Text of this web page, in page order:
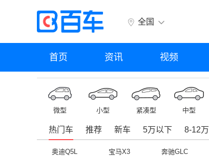
全国
首页 资讯 视频
微型 小型 紧凑型 中型
热门车 推荐 新车 5万以下 8-12万
奥迪Q5L 宝马X3 奔驰GLC